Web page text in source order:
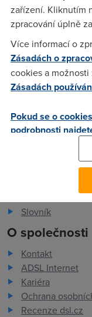
Adin(9.3.2004
Zni to krasne, ale
na Praze 1,2 nebo v
Dostupnost
Měření
FAQ - často
Slovník
O společnosti
Kontakt
ADSL Internet
Kariéra
Ochrana
Recenze dsl.cz
zařízení. Kliknutím
zpracování úplně
Více informací o
Zásadách o
cookies a
Zásadách
Pokud se o
podrobnosti